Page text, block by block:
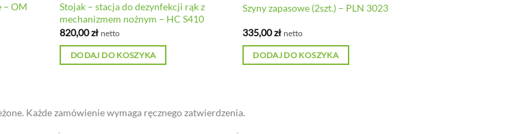
– OM
Stojak – stacja do dezynfekcji rąk z
mechanizmem nożnym – HC S410
820,00zł netto
DODAJ DO KOSZYKA
Szyny zapasowe (2szt.) – PLN 3023
335,00zł netto
DODAJ DO KOSZYKA
Każde zamówienie wymaga ręcznego zatwierdzenia.